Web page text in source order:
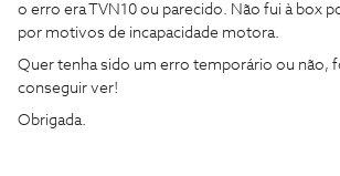
o erro era TVN10 ou parecido. Não fui à box
por motivos de incapacidade motora.
Quer tenha sido um erro temporário ou não,
conseguir ver!
Obrigada.